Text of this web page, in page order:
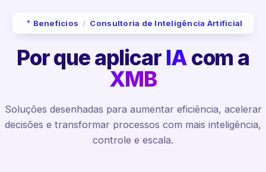
Benefícios / Consultoria de Inteligência Artificial
Por que aplicar IAcom a
XMB
Soluções desenhadas para aumentar eficiência, acelerar
decisões e transformar processos com mais inteligência,
controle e escala.